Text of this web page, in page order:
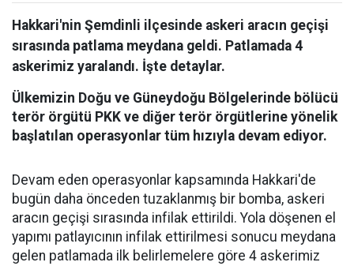
Hakkari'nin Şemdinli ilçesinde askeri aracın geçişi
sırasında patlama meydana geldi. Patlamada 4
askerimiz yaralandı. İşte detaylar.
Ülkemizin Doğu ve Güneydoğu Bölgelerinde bölücü
terör örgütü PKK ve diğer terör örgütlerine yönelik
başlatılan operasyonlar tüm hızıyla devam ediyor.
Devam eden operasyonlar kapsamında Hakkari'de
bugün daha önceden tuzaklanmış bir bomba, askeri
aracın geçişi sırasında infilak ettirildi. Yola döşenen el
yapımı patlayıcının infilak ettirilmesi sonucu meydana
gelen patlamada ilk belirlemelere göre 4 askerimiz